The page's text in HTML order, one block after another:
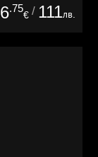
.75
€ / 111лв.